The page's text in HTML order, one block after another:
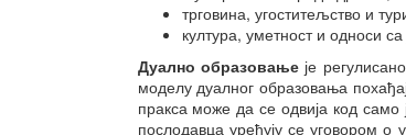
трговина, угоститељство и
култура, уметност и односи
Дуално образовањеје
моделу дуалног образовања
пракса може да се одвија код
послодавца уређују се уговором о